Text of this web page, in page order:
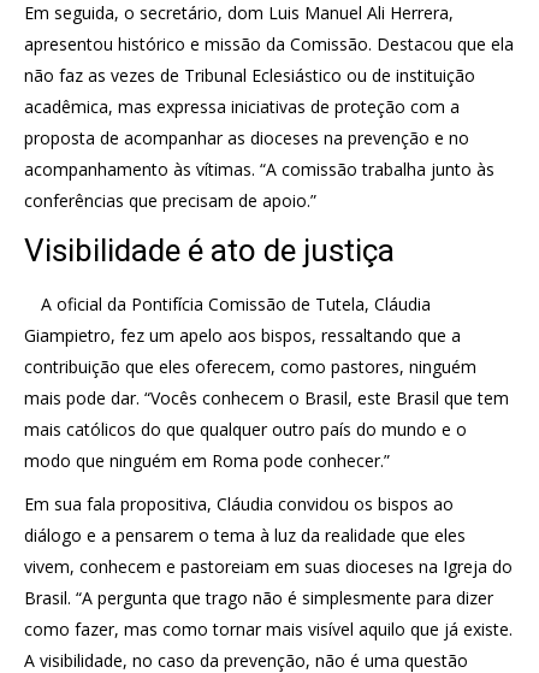
Em seguida, o secretário, dom Luis Manuel Ali Herrera,
apresentou histórico e missão da Comissão. Destacou que ela
não faz as vezes de Tribunal Eclesiástico ou de instituição
acadêmica, mas expressa iniciativas de proteção com a
proposta de acompanhar as dioceses na prevenção e no
acompanhamento às vítimas. “A comissão trabalha junto às
conferências que precisam de apoio.”
Visibilidade é ato de justiça
A oficial da Pontifícia Comissão de Tutela, Cláudia
Giampietro, fez um apelo aos bispos, ressaltando que a
contribuição que eles oferecem, como pastores, ninguém
mais pode dar. “Vocês conhecem o Brasil, este Brasil que tem
mais católicos do que qualquer outro país do mundo e o
modo que ninguém em Roma pode conhecer.”
Em sua fala propositiva, Cláudia convidou os bispos ao
diálogo e a pensarem o tema à luz da realidade que eles
vivem, conhecem e pastoreiam em suas dioceses na Igreja do
Brasil. “A pergunta que trago não é simplesmente para dizer
como fazer, mas como tornar mais visível aquilo que já existe.
A visibilidade, no caso da prevenção, não é uma questão